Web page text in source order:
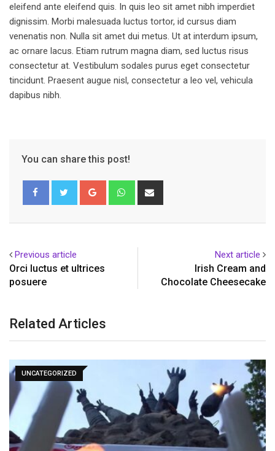
eleifend ante eleifend quis. In quis leo sit amet nibh imperdiet
dignissim. Morbi malesuada luctus tortor, id cursus diam
venenatis non. Nulla sit amet dui metus. Ut at interdum ipsum,
ac ornare lacus. Etiam rutrum magna diam, sed luctus risus
consectetur at. Vestibulum sodales purus eget consectetur
tincidunt. Praesent augue nisl, consectetur a leo vel, vehicula
dapibus nibh.
You can share this post!
Google+ Whatsapp
Previous article
Orci luctus et ultrices
posuere
Next article
Irish Cream and
Chocolate Cheesecake
Related Articles
UNCATEGORIZED